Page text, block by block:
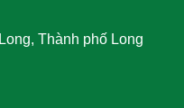
Thành phố Long